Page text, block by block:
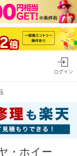
ログイン
・ホイー